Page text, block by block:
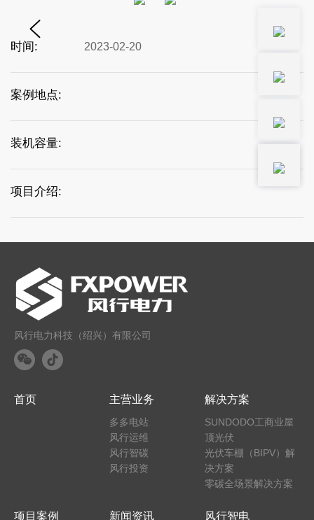
时间: 2023-02-20
案例地点:
装机容量:
项目介绍:
风行电力科技（绍兴）有限公司
首页 主营业务
多多电站
风行运维
风行智碳
风行投资
解决方案
SUNDODO工商业屋
顶光伏
光伏车棚（BIPV）解
决方案
零碳全场景解决方案
项目案例 新闻资讯 风行智电